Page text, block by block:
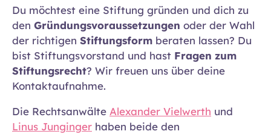
Du möchtest eine Stiftung gründen und dich zu
den Gründungsvoraussetzungen oder der Wahl
der richtigen Stiftungsform beraten lassen? Du
bist Stiftungsvorstand und hast Fragen zum
Stiftungsrecht? Wir freuen uns über deine
Kontaktaufnahme.
Die Rechtsanwälte Alexander Vielwerth und
Linus Junginger haben beide den